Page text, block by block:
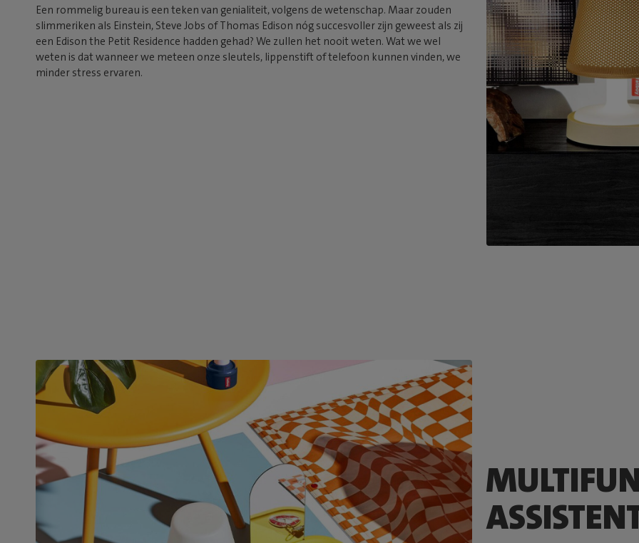
Een rommelig bureau is een teken van genialiteit, volgens de wetenschap. Maar zouden
slimmeriken als Einstein, Steve Jobs of Thomas Edison nóg succesvoller zijn geweest als zij
een Edison the Petit Residence hadden gehad? We zullen het nooit weten. Wat we wel
weten is dat wanneer we meteen onze sleutels, lippenstift of telefoon kunnen vinden, we
minder stress ervaren.